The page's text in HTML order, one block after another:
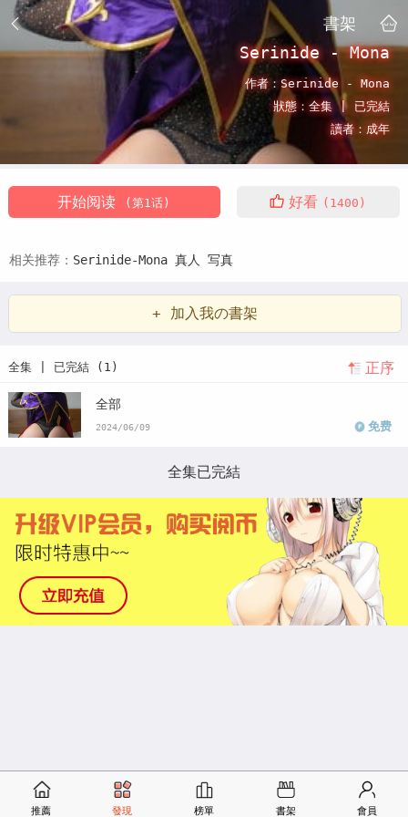
書架
Serinide - Mona
作者： Serinide - Mona
狀態： 全集 | 已完結
讀者： 成年
开始阅读 (第1话) 好看 (1400)
相关推荐： Serinide-Mona 真人 写真
+ 加入我の書架
全集 | 已完結 (1) 正序
全部
2024/06/09 免费
全集已完結
推薦 發現 榜單 書架 會員